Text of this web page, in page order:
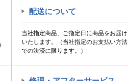
配送について
当社指定商品、ご指定日に商品をお届け
いたします。（当社指定のお支払い方法
での決済に限ります。）